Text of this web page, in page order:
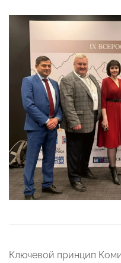
Ключевой принцип